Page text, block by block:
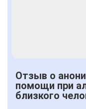
Отзыв о
помощи при
близкого